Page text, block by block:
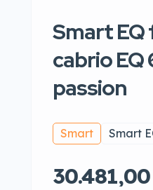
Smart
cabrio EQ
passion
Smart Smart